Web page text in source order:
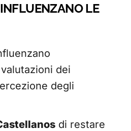
LE
dei
degli
di restare